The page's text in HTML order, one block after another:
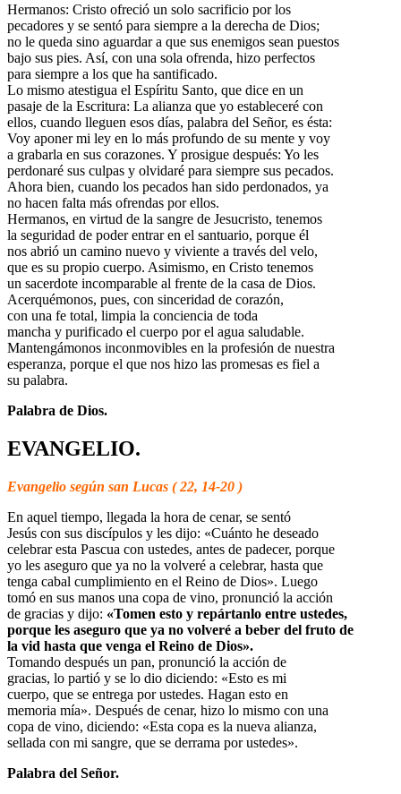
Hermanos: Cristo ofreció un solo sacrificio por los
pecadores y se sentó para siempre a la derecha de Dios;
no le queda sino aguardar a que sus enemigos sean puestos
bajo sus pies. Así, con una sola ofrenda, hizo perfectos
para siempre a los que ha santificado.
Lo mismo atestigua el Espíritu Santo, que dice en un
pasaje de la Escritura: La alianza que yo estableceré con
ellos, cuando lleguen esos días, palabra del Señor, es ésta:
Voy aponer mi ley en lo más profundo de su mente y voy
a grabarla en sus corazones. Y prosigue después: Yo les
perdonaré sus culpas y olvidaré para siempre sus pecados.
Ahora bien, cuando los pecados han sido perdonados, ya
no hacen falta más ofrendas por ellos.
Hermanos, en virtud de la sangre de Jesucristo, tenemos
la seguridad de poder entrar en el santuario, porque él
nos abrió un camino nuevo y viviente a través del velo,
que es su propio cuerpo. Asimismo, en Cristo tenemos
un sacerdote incomparable al frente de la casa de Dios.
Acerquémonos, pues, con sinceridad de corazón,
con una fe total, limpia la conciencia de toda
mancha y purificado el cuerpo por el agua saludable.
Mantengámonos inconmovibles en la profesión de nuestra
esperanza, porque el que nos hizo las promesas es fiel a
su palabra.
Palabra de Dios.
EVANGELIO.
Evangelio según san Lucas ( 22, 14-20 )
En aquel tiempo, llegada la hora de cenar, se sentó
Jesús con sus discípulos y les dijo: «Cuánto he deseado
celebrar esta Pascua con ustedes, antes de padecer, porque
yo les aseguro que ya no la volveré a celebrar, hasta que
tenga cabal cumplimiento en el Reino de Dios». Luego
tomó en sus manos una copa de vino, pronunció la acción
de gracias y dijo: «Tomen esto y repártanlo entre ustedes,
porque les aseguro que ya no volveré a beber del fruto de
la vid hasta que venga el Reino de Dios».
Tomando después un pan, pronunció la acción de
gracias, lo partió y se lo dio diciendo: «Esto es mi
cuerpo, que se entrega por ustedes. Hagan esto en
memoria mía». Después de cenar, hizo lo mismo con una
copa de vino, diciendo: «Esta copa es la nueva alianza,
sellada con mi sangre, que se derrama por ustedes».
Palabra del Señor.